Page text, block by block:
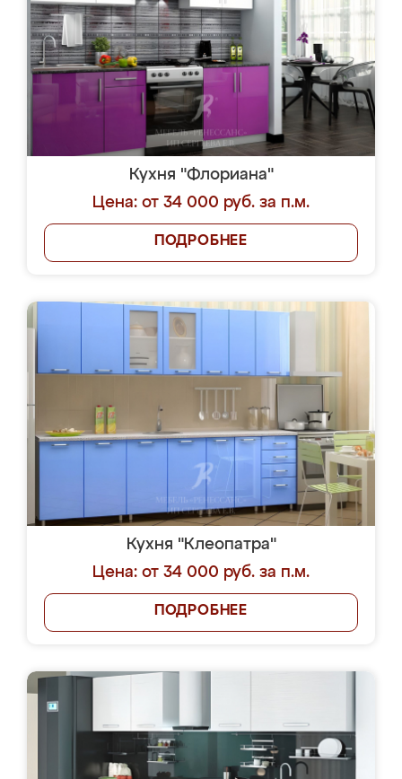
Кухня "Флориана"
Цена: от 34 000 руб. за п.м.
ПОДРОБНЕЕ
Кухня "Клеопатра"
Цена: от 34 000 руб. за п.м.
ПОДРОБНЕЕ